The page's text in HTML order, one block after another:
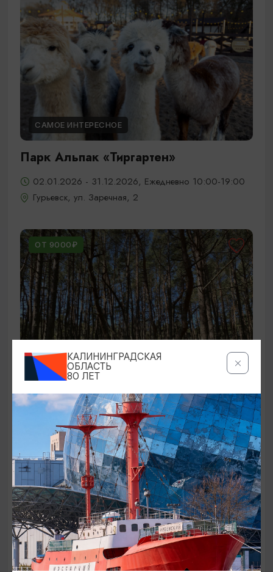
САМОЕ ИНТЕРЕСНОЕ
Парк Альпак «Тиргартен»
02.01.2026 - 31.12.2026, Ежедневно 10:00-19:00
Гурьевск, ул. Заречная, 2
ОТ 9000₽
ЭКСКУРСИИ УЧРЕЖДЕНИЙ КУЛЬТУРЫ
Аудиоспектакль «Истории Куршской
косы»
01.02.2026 - 31.12.2026, 13:00
Куршская коса
ОТ 2500₽
КАЛИНИНГРАДСКАЯ
ОБЛАСТЬ
80 ЛЕТ